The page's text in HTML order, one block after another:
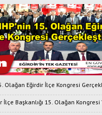
Olağan Eğirdir İlçe Kongresi
İlçe Başkanlığı 15. Olağan Kongresi